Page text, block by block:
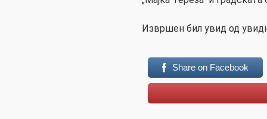
Извршен бил увид од
Share on Facebook